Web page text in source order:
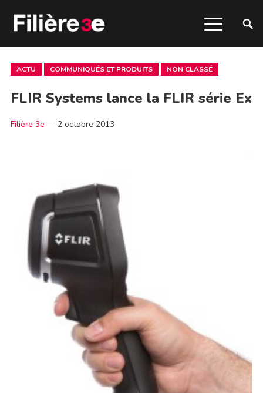
ACTU COMMUNIQUÉS ET PRODUITS NON CLASSÉ
FLIR Systems lance la FLIR série Ex
Filière 3e — 2 octobre 2013